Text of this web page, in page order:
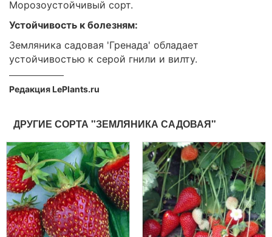
Морозоустойчивый сорт.
Устойчивость к болезням:
Земляника садовая 'Гренада' обладает
устойчивостью к серой гнили и вилту.
Редакция LePlants.ru
ДРУГИЕ СОРТА "ЗЕМЛЯНИКА САДОВАЯ"